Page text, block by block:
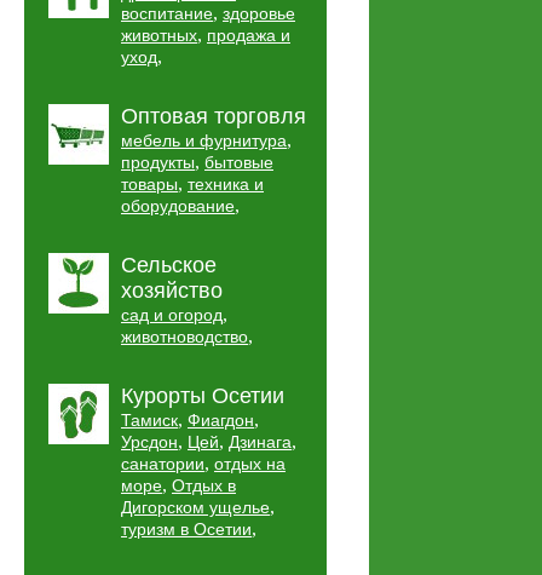
воспитание, здоровье
животных, продажа и
уход,
Оптовая торговля
мебель и фурнитура,
продукты, бытовые
товары, техника и
оборудование,
Сельское
хозяйство
сад и огород,
животноводство,
Курорты Осетии
Тамиск, Фиагдон,
Урсдон, Цей, Дзинага,
санатории, отдых на
море, Отдых в
Дигорском ущелье,
туризм в Осетии,